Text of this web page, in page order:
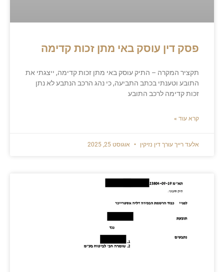
פסק דין עוסק באי מתן זכות קדימה
תקציר המקרה – התיק עוסק באי מתן זכות קדימה, ייצגתי את
התובע וטענתי בכתב התביעה, כי נהג הרכב הנתבע לא נתן
זכות קדימה לרכב התובע
קרא עוד »
אלעד רייך עורך דין נזיקין אוגוסט 25, 2025